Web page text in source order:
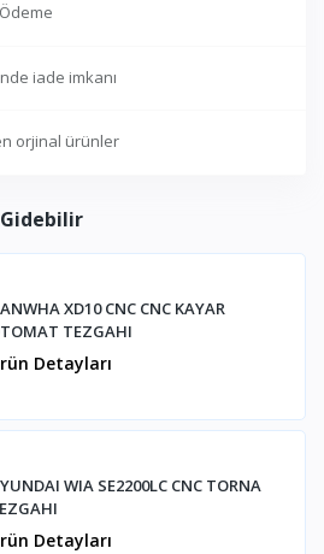
iade imkanı
orjinal ürünler
XD10 CNC CNC KAYAR
TEZGAHI
Detayları
WIA SE2200LC CNC TORNA
Detayları